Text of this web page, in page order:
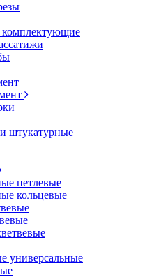
комплектующие
штукатурные
петлевые
кольцевые
универсальные